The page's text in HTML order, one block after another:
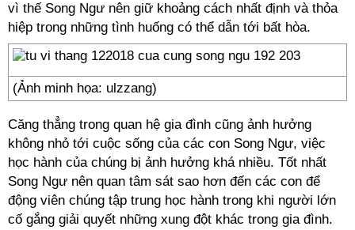
vì thế Song Ngư nên giữ khoảng cách nhất định và thỏa
hiệp trong những tình huống có thể dẫn tới bất hòa.
(Ảnh minh họa: ulzzang)
Căng thẳng trong quan hệ gia đình cũng ảnh hưởng
không nhỏ tới cuộc sống của các con Song Ngư, việc
học hành của chúng bị ảnh hưởng khá nhiều. Tốt nhất
Song Ngư nên quan tâm sát sao hơn đến các con để
động viên chúng tập trung học hành trong khi người lớn
cố gắng giải quyết những xung đột khác trong gia đình.